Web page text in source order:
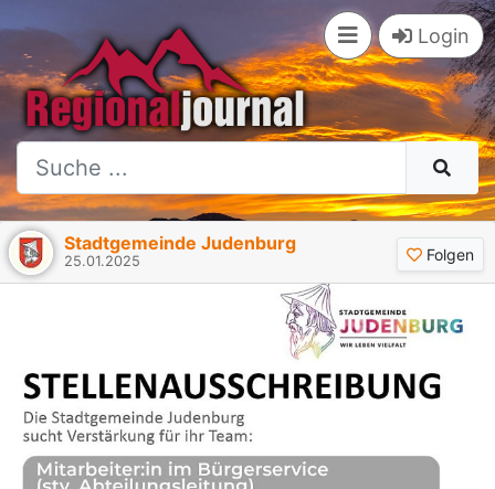
Login
Stadtgemeinde Judenburg
25.01.2025 Folgen